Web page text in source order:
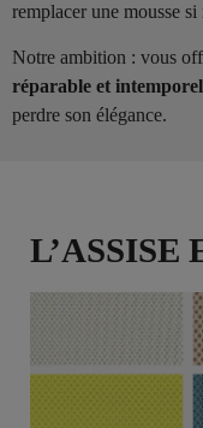
remplacer une mousse
Notre ambition : vous
réparable et intemporel
perdre son élégance.
L’ASSISE